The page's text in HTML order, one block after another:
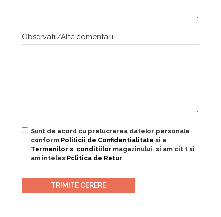
Observatii/Alte comentarii
Sunt de acord cu prelucrarea datelor personale
conform Politicii de Confidentialitate si a
Termenilor si conditiilor magazinului. si am citit si
am inteles Politica de Retur